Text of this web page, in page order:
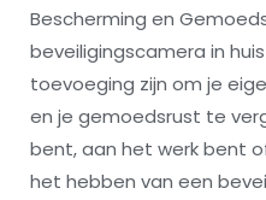
Bescherming en
beveiligingscamera in
toevoeging zijn om je
en je gemoedsrust te
bent, aan het werk bent
het hebben van een